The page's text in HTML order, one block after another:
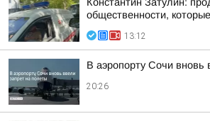
общественности,
13:12
В аэропорту Сочи вновь
20:26